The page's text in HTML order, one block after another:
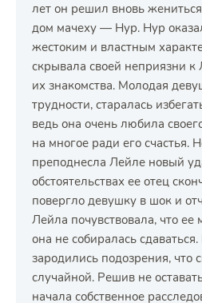
лет он решил вновь
дом мачеху — Нур. Нур
жестоким и властным
скрывала своей неприязни
их знакомства. Молодая
трудности, старалась
ведь она очень любила
на многое ради его счастья.
преподнесла Лейле новый
обстоятельствах ее отец
повергло девушку в шок и
Лейла почувствовала, что
она не собиралась
зародились подозрения, что
случайной. Решив не
начала собственное